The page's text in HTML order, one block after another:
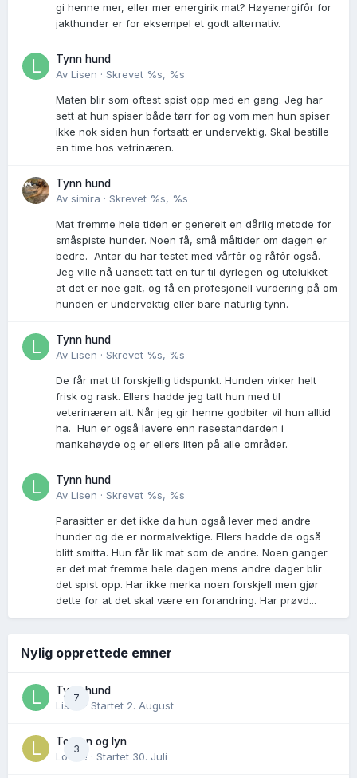
gi henne mer, eller mer energirik mat? Høyenergifôr for
jakthunder er for eksempel et godt alternativ.
Tynn hund
Av Lisen · Skrevet %s, %s
Maten blir som oftest spist opp med en gang. Jeg har
sett at hun spiser både tørr for og vom men hun spiser
ikke nok siden hun fortsatt er undervektig. Skal bestille
en time hos vetrinæren.
Tynn hund
Av simira · Skrevet %s, %s
Mat fremme hele tiden er generelt en dårlig metode for
småspiste hunder. Noen få, små måltider om dagen er
bedre. Antar du har testet med vårfôr og råfôr også.
Jeg ville nå uansett tatt en tur til dyrlegen og utelukket
at det er noe galt, og få en profesjonell vurdering på om
hunden er undervektig eller bare naturlig tynn.
Tynn hund
Av Lisen · Skrevet %s, %s
De får mat til forskjellig tidspunkt. Hunden virker helt
frisk og rask. Ellers hadde jeg tatt hun med til
veterinæren alt. Når jeg gir henne godbiter vil hun alltid
ha. Hun er også lavere enn rasestandarden i
mankehøyde og er ellers liten på alle områder.
Tynn hund
Av Lisen · Skrevet %s, %s
Parasitter er det ikke da hun også lever med andre
hunder og de er normalvektige. Ellers hadde de også
blitt smitta. Hun får lik mat som de andre. Noen ganger
er det mat fremme hele dagen mens andre dager blir
det spist opp. Har ikke merka noen forskjell men gjør
dette for at det skal være en forandring. Har prøvd...
Nylig opprettede emner
7
Tynn hund
Lisen
· Startet 2. August
3
Torden og lyn
Lovise · Startet 30. Juli